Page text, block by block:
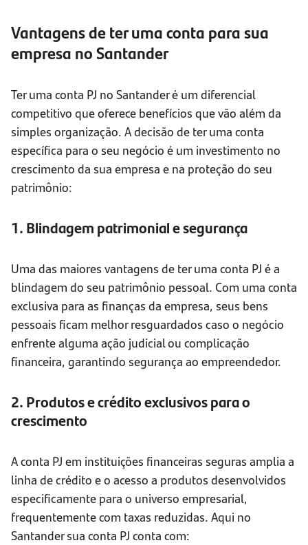
Vantagens de ter uma conta para sua
empresa no Santander
Ter uma conta PJ no Santander é um diferencial
competitivo que oferece benefícios que vão além da
simples organização. A decisão de ter uma conta
específica para o seu negócio é um investimento no
crescimento da sua empresa e na proteção do seu
patrimônio:
1. Blindagem patrimonial e segurança
Uma das maiores vantagens de ter uma conta PJ é a
blindagem do seu patrimônio pessoal. Com uma conta
exclusiva para as finanças da empresa, seus bens
pessoais ficam melhor resguardados caso o negócio
enfrente alguma ação judicial ou complicação
financeira, garantindo segurança ao empreendedor.
2. Produtos e crédito exclusivos para o
crescimento
A conta PJ em instituições financeiras seguras amplia a
linha de crédito e o acesso a produtos desenvolvidos
especificamente para o universo empresarial,
frequentemente com taxas reduzidas. Aqui no
Santander sua conta PJ conta com: